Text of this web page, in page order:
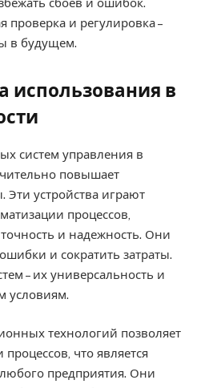
сбоев и ошибок.
проверка и регулировка –
в будущем.
использования в
систем управления в
повышает
Эти устройства играют
процессов,
и надежность. Они
и сократить затраты.
– их универсальность и
условиям.
технологий позволяет
что является
предприятия. Они